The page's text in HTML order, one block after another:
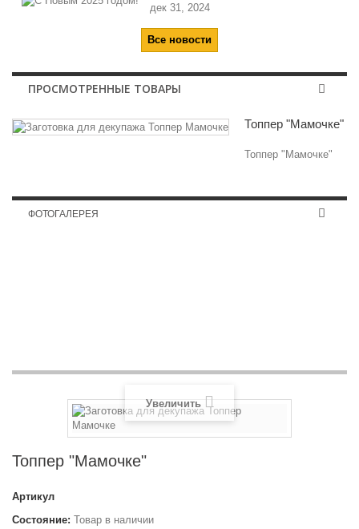
дек 31, 2024
Все новости
ПРОСМОТРЕННЫЕ ТОВАРЫ
Топпер "Мамочке"
Топпер "Мамочке"
ФОТОГАЛЕРЕЯ
Увеличить
Топпер "Мамочке"
Артикул
Состояние: Товар в наличии